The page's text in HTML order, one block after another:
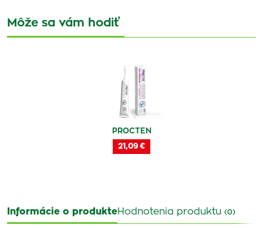
Môže sa vám hodiť
PROCTEN
21,09 €
Informácie o produkteHodnotenia produktu (0)